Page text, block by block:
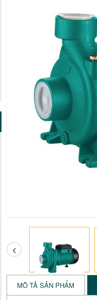
MÔ TẢ SẢN PHẨM